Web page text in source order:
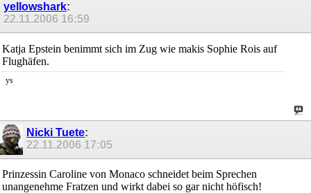
yellowshark:
22.11.2006 16:59
Katja Epstein benimmt sich im Zug wie makis Sophie Rois auf
Flughäfen.
ys
Nicki Tuete:
22.11.2006 17:05
Prinzessin Caroline von Monaco schneidet beim Sprechen
unangenehme Fratzen und wirkt dabei so gar nicht höfisch!